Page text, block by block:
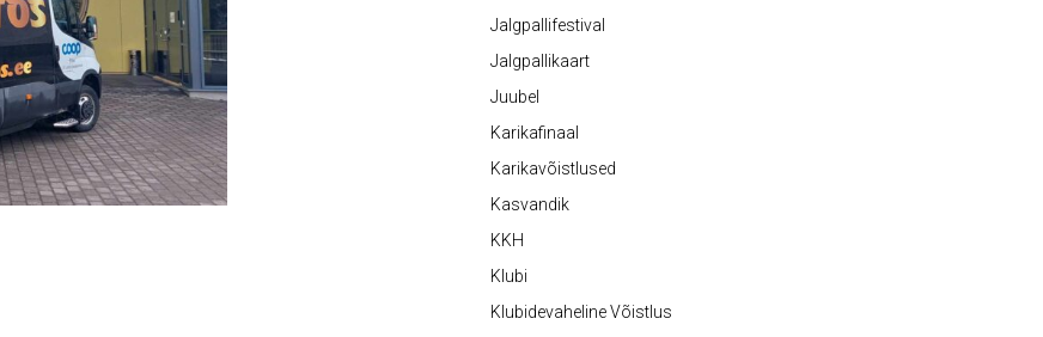
Jalgpallifestival
Jalgpallikaart
Juubel
Karikafinaal
Karikavõistlused
Kasvandik
KKH
Klubi
Klubidevaheline Võistlus